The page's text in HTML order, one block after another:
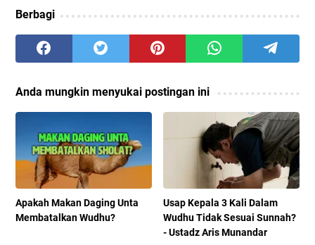
Berbagi
Anda mungkin menyukai postingan ini
Apakah Makan Daging Unta
Membatalkan Wudhu?
Usap Kepala 3 Kali Dalam
Wudhu Tidak Sesuai Sunnah?
- Ustadz Aris Munandar